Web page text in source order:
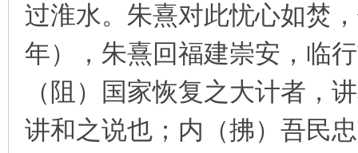
过淮水。朱熹对此忧心如焚
年），朱熹回福建崇安，临
（阻）国家恢复之大计者，
讲和之说也；内（拂）吾民